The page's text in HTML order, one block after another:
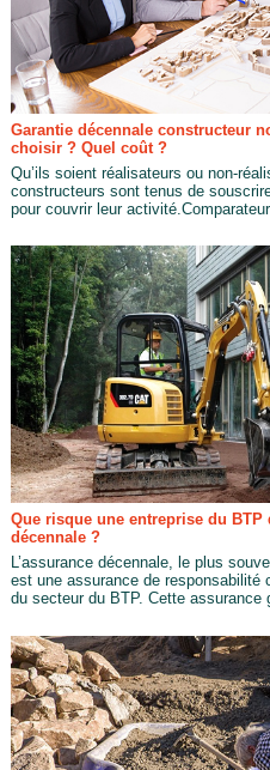
Garantie décennale constructeur
choisir ? Quel coût ?
Qu’ils soient réalisateurs ou non-
constructeurs sont tenus de
pour couvrir leur
Que risque une entreprise du
décennale ?
L’assurance décennale, le plus
est une assurance de responsabilité
du secteur du BTP. Cette assurance